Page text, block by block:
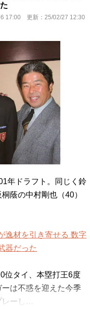
17:00 更新： 25/02/27 12:30
年ドラフト。同じく鈴
蔭の中村剛也（40）
逸材を引き寄せる 数字
器だった
位タイ、本塁打王6度
は不惑を迎えた今季
ーし…